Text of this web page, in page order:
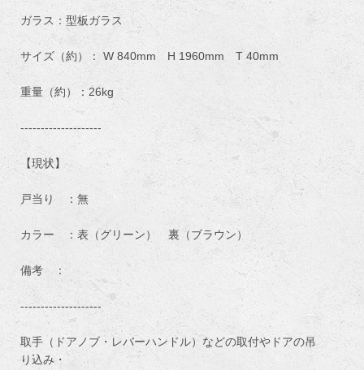
ガラス：型板ガラス
サイズ（約）： W 840mm H 1960mm T 40mm
重量（約）：26kg
--------------------
【現状】
戸当り ：無
カラー ：表（グリーン） 裏（ブラウン）
備考 ：
--------------------
取手（ドアノブ・レバーハンドル）などの取付やドアの吊
り込み・